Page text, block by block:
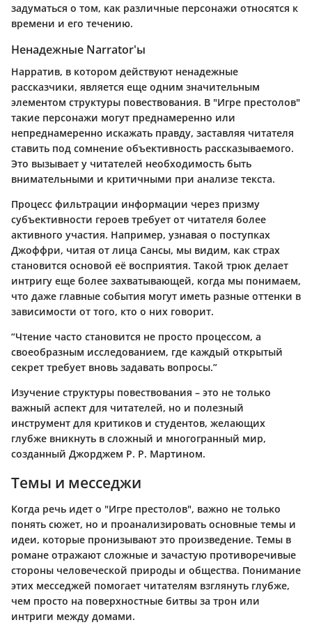
задуматься о том, как различные персонажи относятся к
времени и его течению.
Ненадежные Narrator'ы
Нарратив, в котором действуют ненадежные
рассказчики, является еще одним значительным
элементом структуры повествования. В "Игре престолов"
такие персонажи могут преднамеренно или
непреднамеренно искажать правду, заставляя читателя
ставить под сомнение объективность рассказываемого.
Это вызывает у читателей необходимость быть
внимательными и критичными при анализе текста.
Процесс фильтрации информации через призму
субъективности героев требует от читателя более
активного участия. Например, узнавая о поступках
Джоффри, читая от лица Сансы, мы видим, как страх
становится основой её восприятия. Такой трюк делает
интригу еще более захватывающей, когда мы понимаем,
что даже главные события могут иметь разные оттенки в
зависимости от того, кто о них говорит.
“Чтение часто становится не просто процессом, а
своеобразным исследованием, где каждый открытый
секрет требует вновь задавать вопросы.”
Изучение структуры повествования – это не только
важный аспект для читателей, но и полезный
инструмент для критиков и студентов, желающих
глубже вникнуть в сложный и многогранный мир,
созданный Джорджем Р. Р. Мартином.
Темы и месседжи
Когда речь идет о "Игре престолов", важно не только
понять сюжет, но и проанализировать основные темы и
идеи, которые пронизывают это произведение. Темы в
романе отражают сложные и зачастую противоречивые
стороны человеческой природы и общества. Понимание
этих месседжей помогает читателям взглянуть глубже,
чем просто на поверхностные битвы за трон или
интриги между домами.